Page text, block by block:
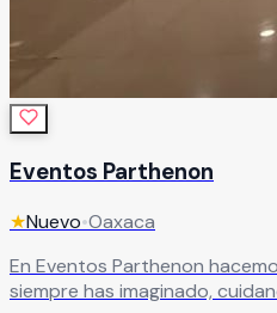
Eventos Parthenon
★Nuevo•Oaxaca
En Eventos Parthenon
siempre has imaginado,